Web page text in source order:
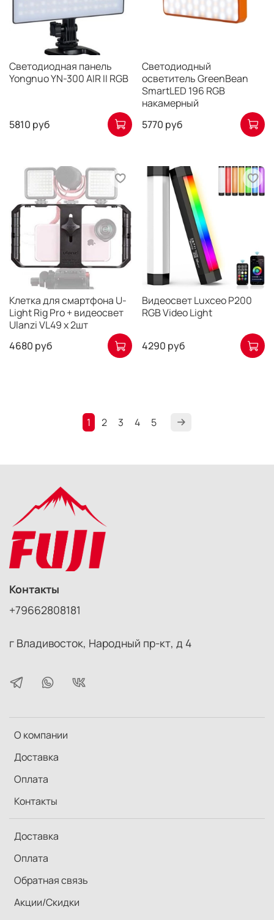
Светодиодная панель
Yongnuo YN-300 AIR II RGB
5810 руб
Светодиодный
осветитель GreenBean
SmartLED 196 RGB
накамерный
5770 руб
Клетка для смартфона U-
Light Rig Pro + видеосвет
Ulanzi VL49 х 2шт
4680 руб
Видеосвет Luxceo P200
RGB Video Light
4290 руб
1 2 3 4 5
О компании
Доставка
Оплата
Контакты
Доставка
Оплата
Обратная связь
Акции/Скидки
Контакты
+79662808181
г Владивосток, Народный пр-кт, д 4